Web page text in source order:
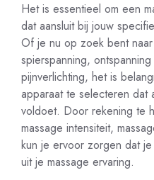
Het is essentieel om een
dat aansluit bij jouw
Of je nu op zoek bent
spierspanning,
pijnverlichting, het is
apparaat te selecteren dat
voldoet. Door rekening te
massage intensiteit,
kun je ervoor zorgen dat
uit je massage ervaring.